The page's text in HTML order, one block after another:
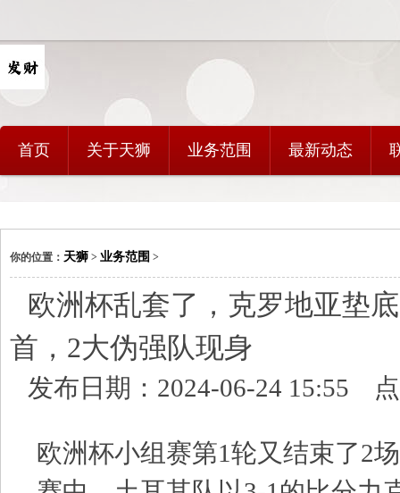
首页 关于天狮 业务范围 最新动态
你的位置： 天狮 > 业务范围 >
欧洲杯乱套了，克罗地亚垫
首，2大伪强队现身
发布日期：2024-06-24 15:55
欧洲杯小组赛第1轮又结束了2